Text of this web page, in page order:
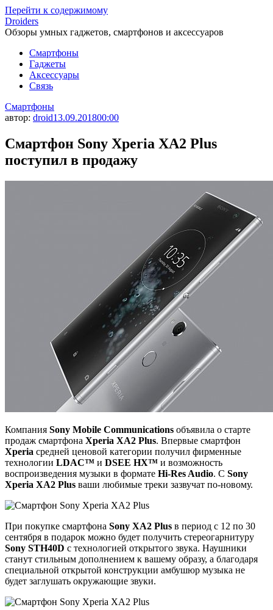
Перейти к содержимому
Droiders
Обзоры умных гаджетов, смартфонов и аксессуаров
Смартфоны
Гаджеты
Аксессуары
Связь
Смартфоны
автор: droid13.09.201800:00
Смартфон Sony Xperia XA2 Plus
поступил в продажу
Компания Sony Mobile Communications объявила о старте
продаж смартфона Xperia XA2 Plus. Впервые смартфон
Xperia средней ценовой категории получил фирменные
технологии LDAC™ и DSEE HX™ и возможность
воспроизведения музыки в формате Hi-Res Audio. С Sony
Xperia XA2 Plus ваши любимые треки зазвучат по-новому.
При покупке смартфона Sony XA2 Plus в период с 12 по 30
сентября в подарок можно будет получить стереогарнитуру
Sony STH40D с технологией открытого звука. Наушники
станут стильным дополнением к вашему образу, а благодаря
специальной открытой конструкции амбушюр музыка не
будет заглушать окружающие звуки.